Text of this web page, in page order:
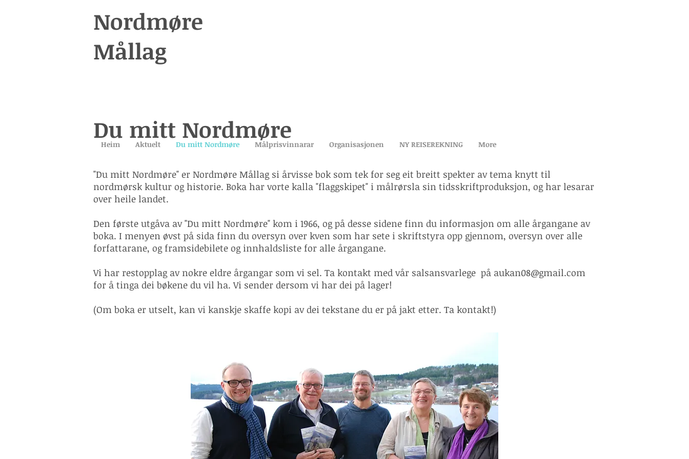
Nordmøre
Mållag
Du mitt Nordmøre
Heim Aktuelt Du mitt Nordmøre Målprisvinnarar Organisasjonen NY REISEREKNING More
"Du mitt Nordmøre" er Nordmøre Mållag si årvisse bok som tek for seg eit breitt spekter av tema knytt til
nordmørsk kultur og historie. Boka har vorte kalla "flaggskipet" i målrørsla sin tidsskriftproduksjon, og har lesarar
over heile landet.
Den første utgåva av "Du mitt Nordmøre" kom i 1966, og på desse sidene finn du informasjon om alle årgangane av
boka. I menyen øvst på sida finn du oversyn over kven som har sete i skriftstyra opp gjennom, oversyn over alle
forfattarane, og framsidebilete og innhaldsliste for alle årgangane.
Vi har restopplag av nokre eldre årgangar som vi sel. Ta kontakt med vår salsansvarlege på aukan08@gmail.com
for å tinga dei bøkene du vil ha. Vi sender dersom vi har dei på lager!
(Om boka er utselt, kan vi kanskje skaffe kopi av dei tekstane du er på jakt etter. Ta kontakt!)